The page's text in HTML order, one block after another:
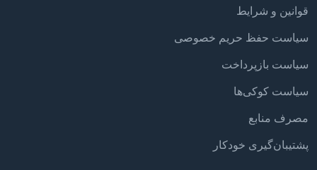
قوانین و شرایط
سیاست حفظ حریم خصوصی
سیاست بازپرداخت
سیاست کوکی‌ها
مصرف منابع
پشتیبان‌گیری خودکار